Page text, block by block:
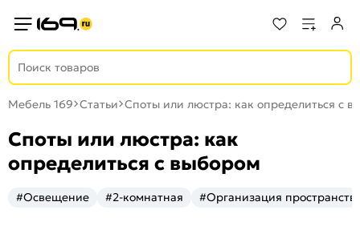
Мебель 169 Статьи Споты или люстра: как определиться с
Споты или люстра: как
определиться с выбором
#Освещение #2-комнатная #Организация